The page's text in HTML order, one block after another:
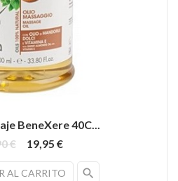
BeneXere 40C...
€
19,95 €
AL CARRITO search